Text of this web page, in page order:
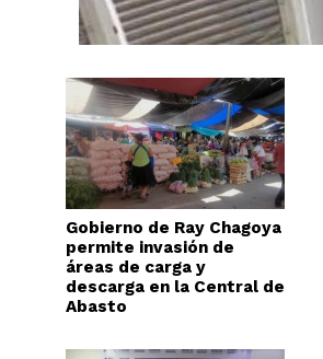
Gobierno de Ray Chagoya
permite invasión de
áreas de carga y
descarga en la Central de
Abasto